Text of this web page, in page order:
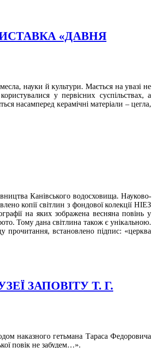
«ДАВНЯ
науки й культури. Мається на увазі не
у первісних суспільствах, а
насамперед керамічні матеріали – цегла,
Канівського водосховища. Науково-
копії світлин з фондової колекції НІЕЗ
на яких зображена весняна повінь у
Тому дана світлина також є унікальною.
прочитання, встановлено підпис: «церква
ЗАПОВІТУ Т. Г.
наказного гетьмана Тараса Федоровича
повік не забудем…».